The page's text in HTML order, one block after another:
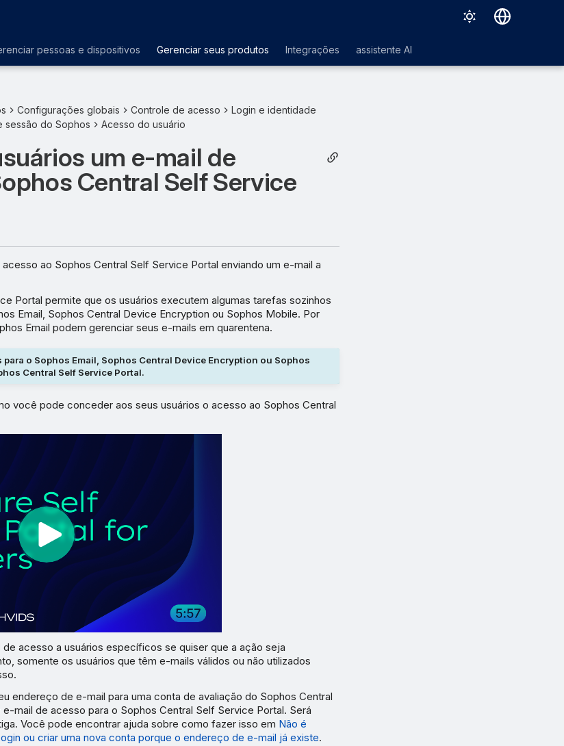
pessoas e dispositivos Gerenciar seus produtos Integrações assistente AI
Configurações globais Controle de acesso
Login e identidade
sessão do Sophos
Acesso do usuário
um e-mail de
Central Self Service
ao Sophos Central Self Service Portal enviando um e-mail a
Portal permite que os usuários executem algumas tarefas sozinhos
Email, Sophos Central Device Encryption ou Sophos Mobile. Por
Email podem gerenciar seus e-mails em quarentena.
o Sophos Email, Sophos Central Device Encryption ou Sophos
Central Self Service Portal.
você pode conceder aos seus usuários o acesso ao Sophos Central
acesso a usuários específicos se quiser que a ação seja
somente os usuários que têm e-mails válidos ou não utilizados
endereço de e-mail para uma conta de avaliação do Sophos Central
mail de acesso para o Sophos Central Self Service Portal. Será
Você pode encontrar ajuda sobre como fazer isso em Não é
ou criar uma nova conta porque o endereço de e-mail já existe.